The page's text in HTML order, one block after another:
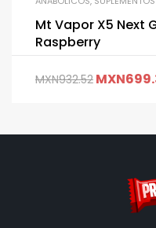
Mt Vapor X5 Next
Raspberry
MXN932.52 MXN